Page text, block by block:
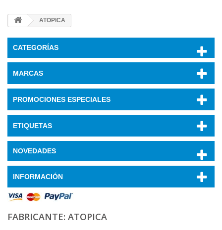
ATOPICA
CATEGORÍAS
MARCAS
PROMOCIONES ESPECIALES
ETIQUETAS
NOVEDADES
INFORMACIÓN
FABRICANTE: ATOPICA